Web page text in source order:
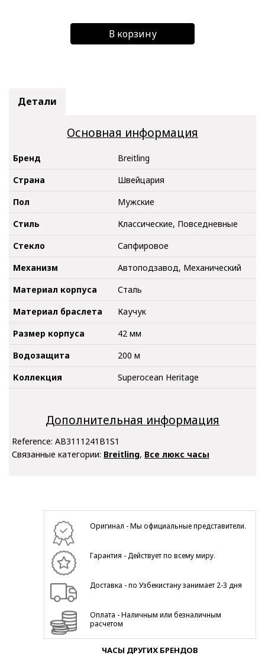
В корзину
Детали
Основная информация
Бренд
Breitling
Страна
Швейцария
Пол
Мужские
Стиль
Классические, Повседневные
Стекло
Сапфировое
Механизм
Автоподзавод, Механический
Материал корпуса
Сталь
Материал браслета
Каучук
Размер корпуса
42 мм
Водозащита
200 м
Коллекция
Superocean Heritage
Дополнительная информация
Reference: AB3111241B1S1
Связанные категории: Breitling, Все люкс часы
Оригинал - Мы официальные представители.
Гарантия - Действует по всему миру.
Доставка - по Узбекистану занимает 2-3 дня
Оплата - Наличным или безналичным
расчетом
ЧАСЫ ДРУГИХ БРЕНДОВ